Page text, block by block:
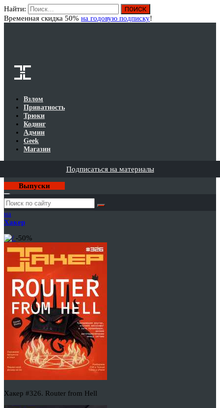
Найти:
Временная скидка 50% на годовую подписку!
Взлом
Приватность
Трюки
Кодинг
Админ
Geek
Магазин
Подписаться на материалы
Выпуски
Годовая
подписка
на
Хакер
-50%
Хакер #326. Router from Hell